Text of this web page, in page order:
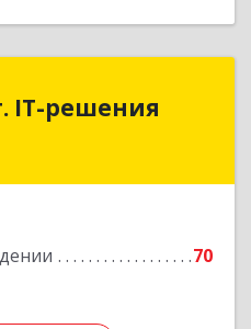
IT-решения
70
IT-решения